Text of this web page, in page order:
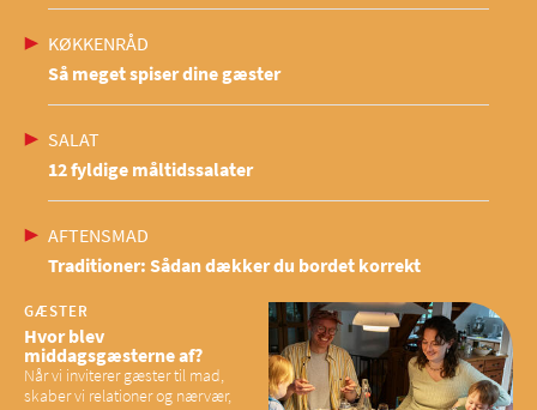
KØKKENRÅD
Så meget spiser dine gæster
SALAT
12 fyldige måltidssalater
AFTENSMAD
Traditioner: Sådan dækker du bordet korrekt
GÆSTER
Hvor blev
middagsgæsterne af?
Når vi inviterer gæster til mad,
skaber vi relationer og nærvær,